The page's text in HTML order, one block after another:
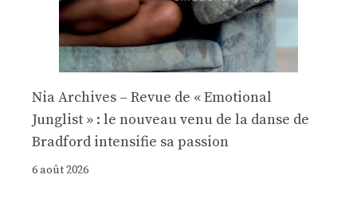
Nia Archives – Revue de « Emotional
Junglist » : le nouveau venu de la danse de
Bradford intensifie sa passion
6 août 2026